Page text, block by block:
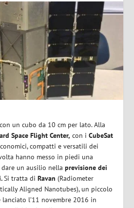
un cubo da 10 cm per lato. Alla
Space Flight Center, con iCubeSat
compatti e versatili dei
hanno messo in piedi una
dare un ausilio nellaprevisione dei
Si tratta diRavan (Radiometer
Aligned Nanotubes), un piccolo
l’11 novembre 2016 in